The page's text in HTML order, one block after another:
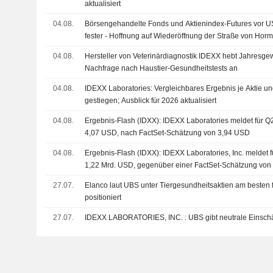
aktualisiert
04.08.
Börsengehandelte Fonds und Aktienindex-Futures vor
fester - Hoffnung auf Wiederöffnung der Straße von
04.08.
Hersteller von Veterinärdiagnostik IDEXX hebt
Nachfrage nach Haustier-Gesundheitstests an
04.08.
IDEXX Laboratories: Vergleichbares Ergebnis je Aktie
gestiegen; Ausblick für 2026 aktualisiert
04.08.
Ergebnis-Flash (IDXX): IDEXX Laboratories meldet für
4,07 USD, nach FactSet-Schätzung von 3,94 USD
04.08.
Ergebnis-Flash (IDXX): IDEXX Laboratories, Inc. meldet
1,22 Mrd. USD, gegenüber einer FactSet-Schätzung
27.07.
Elanco laut UBS unter Tiergesundheitsaktien am besten
positioniert
27.07. IDEXX LABORATORIES, INC. : UBS gibt neutrale